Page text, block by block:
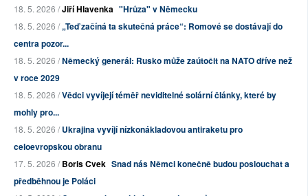
18. 5. 2026 /Jiří Hlavenka "Hrůza" v Německu
18. 5. 2026 /„Teď začíná ta skutečná práce“: Romové se dostávají do
centra pozor...
18. 5. 2026 /Německý generál: Rusko může zaútočit na NATO dříve než
v roce 2029
18. 5. 2026 /Vědci vyvíjejí téměř neviditelné solární články, které by
mohly pro...
18. 5. 2026 /Ukrajina vyvíjí nízkonákladovou antiraketu pro
celoevropskou obranu
17. 5. 2026 /Boris Cvek Snad nás Němci konečně budou poslouchat a
předběhnou je Poláci